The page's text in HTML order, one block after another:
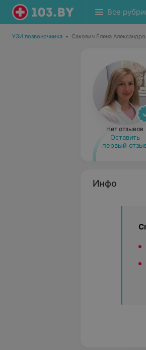
Все
УЗИ позвоночника • Сакович Елена
Нет отзывов
Оставить
первый
Инфо